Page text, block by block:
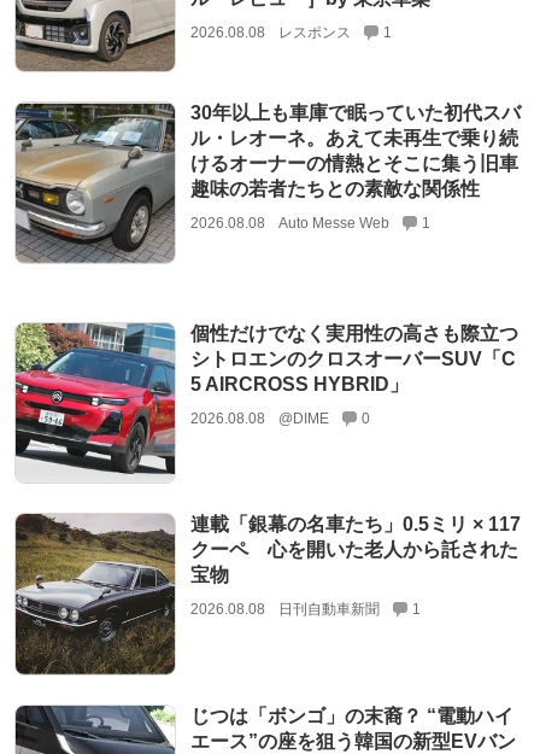
2026.08.08 レスポンス 1
30年以上も車庫で眠っていた初代スバ
ル・レオーネ。あえて未再生で乗り続
けるオーナーの情熱とそこに集う旧車
趣味の若者たちとの素敵な関係性
2026.08.08 Auto Messe Web 1
個性だけでなく実用性の高さも際立つ
シトロエンのクロスオーバーSUV「C
5 AIRCROSS HYBRID」
2026.08.08 @DIME 0
連載「銀幕の名車たち」0.5ミリ × 117
クーペ 心を開いた老人から託された
宝物
2026.08.08 日刊自動車新聞 1
じつは「ボンゴ」の末裔？ “電動ハイ
エース”の座を狙う韓国の新型EVバン